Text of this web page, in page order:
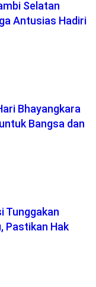
Selatan
Antusias Hadiri
Bhayangkara
Bangsa dan
Tunggakan
Pastikan Hak